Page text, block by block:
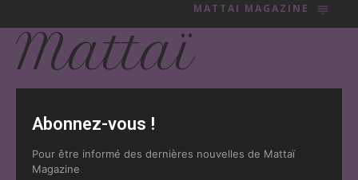
MATTAI MAGAZINE
Mattaï
Abonnez-vous !
Pour être informé des dernières nouvelles de Mattaï
Magazine